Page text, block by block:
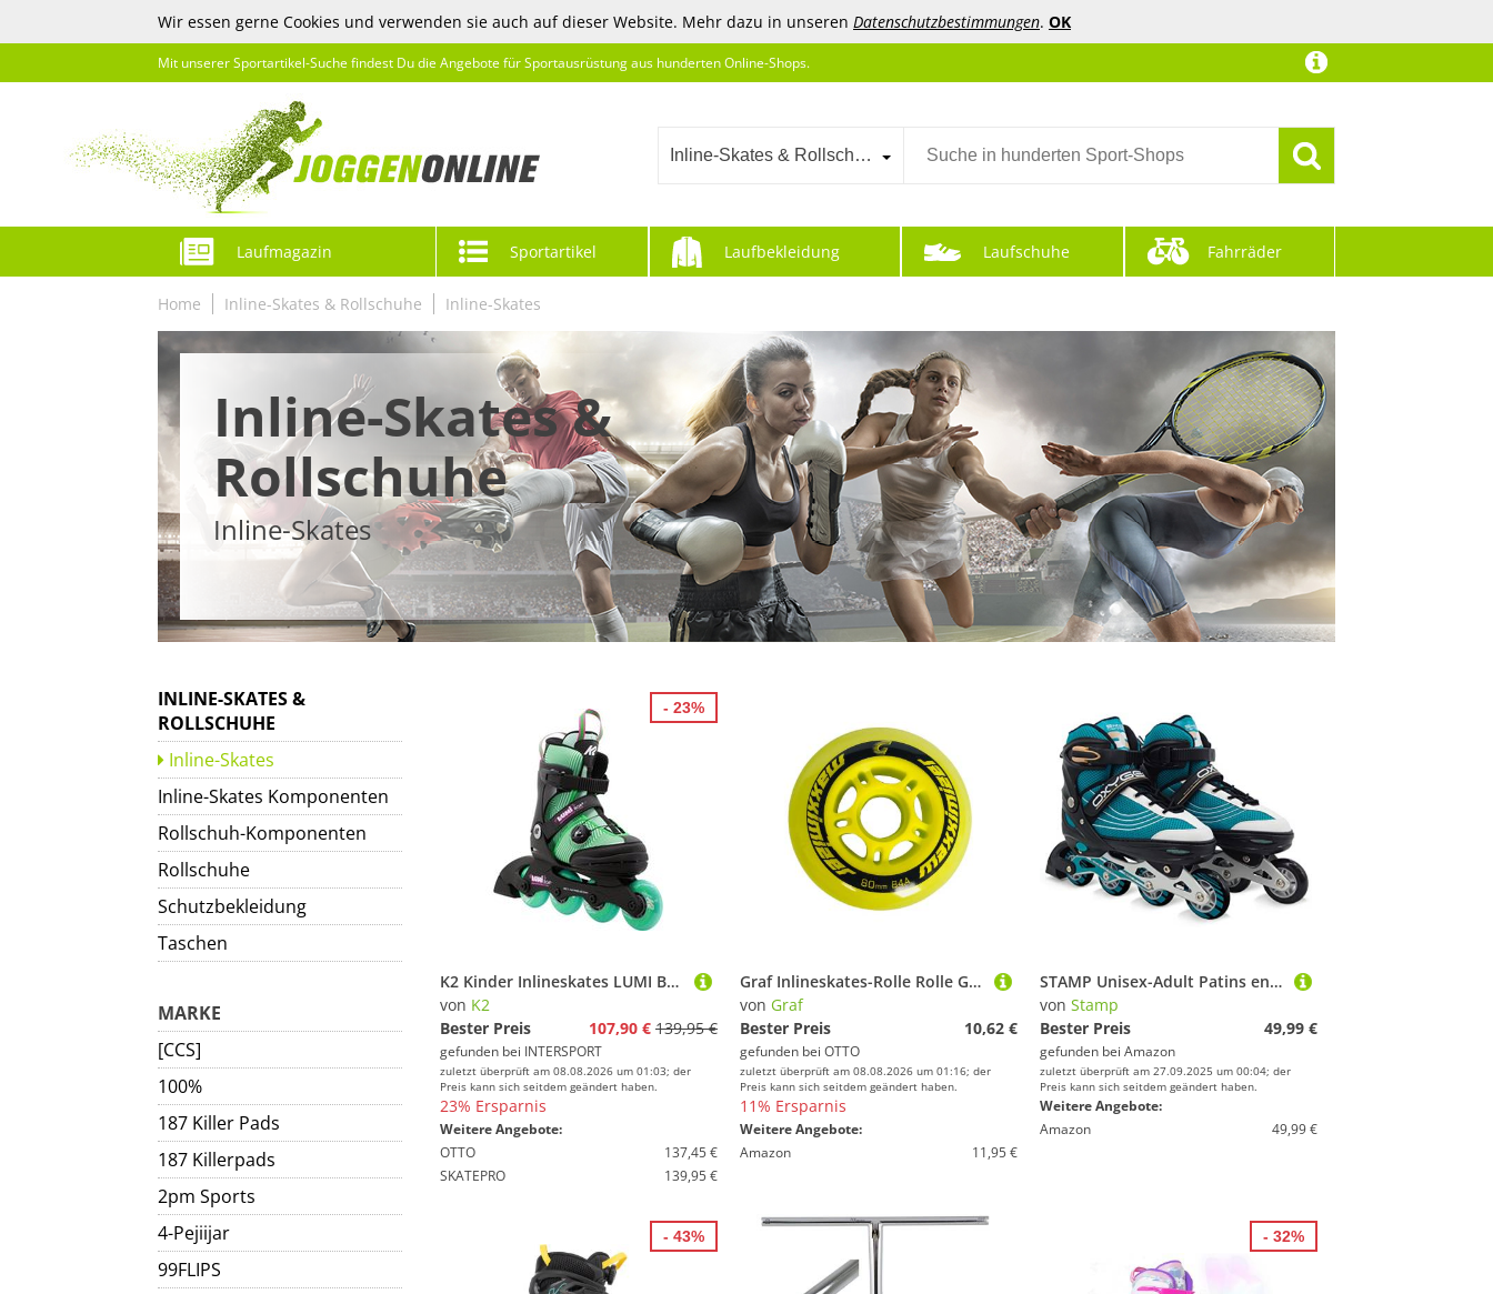
Wir essen gerne Cookies und verwenden sie auch auf dieser Website. Mehr dazu in unseren Datenschutzbestimmungen. OK
Mit unserer Sportartikel-Suche findest Du die Angebote für Sportausrüstung aus hunderten Online-Shops.
Inline-Skates & Rollschuhe
Laufmagazin Sportartikel Laufbekleidung Laufschuhe Fahrräder
Home Inline-Skates & Rollschuhe Inline-Skates
Inline-Skates &
Rollschuhe
Inline-Skates
INLINE-SKATES &
ROLLSCHUHE
Inline-Skates
Inline-Skates Komponenten
Rollschuh-Komponenten
Rollschuhe
Schutzbekleidung
Taschen
MARKE
[CCS]
100%
187 Killer Pads
187 Killerpads
2pm Sports
4-Pejiijar
99FLIPS
K2 Kinder Inlineskates LUMI BOA
von K2
Bester Preis
107,90 € 139,95 €
gefunden bei INTERSPORT
zuletzt überprüft am 08.08.2026 um 01:03; der
Preis kann sich seitdem geändert haben.
23% Ersparnis
Weitere Angebote:
OTTO
137,45 €
SKATEPRO
139,95 €
- 23%
Graf Inlineskates-Rolle Rolle Graf MAX 10G Outdoor 84A
von Graf
Bester Preis
10,62 €
gefunden bei OTTO
zuletzt überprüft am 08.08.2026 um 01:16; der
Preis kann sich seitdem geändert haben.
11% Ersparnis
Weitere Angebote:
Amazon
11,95 €
STAMP Unisex-Adult Patins en Ligne Ajustable semi-Soft SKIDS Control Oxygen T. 42-45, Blue-Black
von Stamp
Bester Preis
49,99 €
gefunden bei Amazon
zuletzt überprüft am 27.09.2025 um 00:04; der
Preis kann sich seitdem geändert haben.
Weitere Angebote:
Amazon
49,99 €
- 43% - 32%